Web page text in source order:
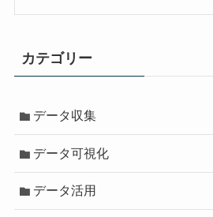
カテゴリー
データ収集
データ可視化
データ活用